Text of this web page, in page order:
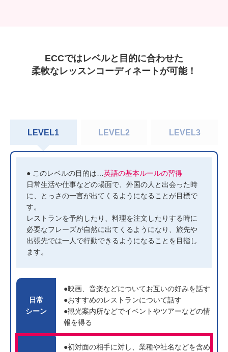
ECCではレベルと目的に合わせた
柔軟なレッスンコーディネートが可能！
LEVEL1 LEVEL2 LEVEL3
● このレベルの目的は… 英語の基本ルールの習得
日常生活や仕事などの場面で、外国の人と出会った時
に、とっさの一言が出てくるようになることが目標で
す。
レストランを予約したり、料理を注文したりする時に
必要なフレーズが自然に出てくるようになり、旅先や
出張先では一人で行動できるようになることを目指し
ます。
日常
シーン
●映画、音楽などについてお互いの好みを話す
●おすすめのレストランについて話す
●観光案内所などでイベントやツアーなどの情
報を得る
●初対面の相手に対し、業種や社名などを含め